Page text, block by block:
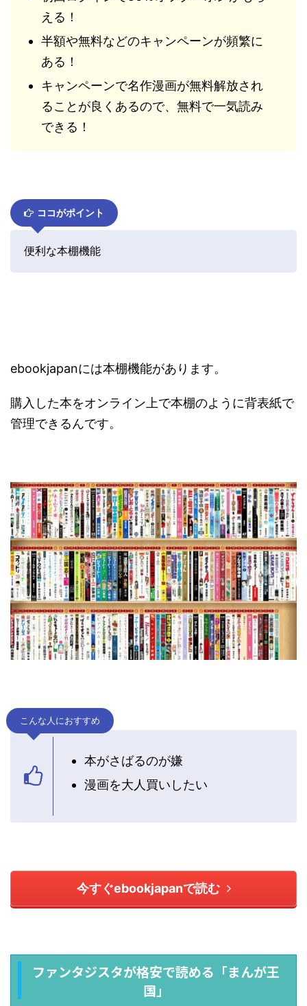
える！
半額や無料などのキャンペーンが頻繁に
ある！
キャンペーンで名作漫画が無料解放され
ることが良くあるので、無料で一気読み
できる！
ココがポイント
便利な本棚機能
ebookjapanには本棚機能があります。
購入した本をオンライン上で本棚のように背表紙で
管理できるんです。
こんな人におすすめ
本がさばるのが嫌
漫画を大人買いしたい
今すぐebookjapanで読む
ファンタジスタが格安で読める「まんが王
国」